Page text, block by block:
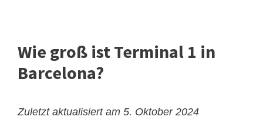
Wie groß ist Terminal 1 in
Barcelona?
Zuletzt aktualisiert am 5. Oktober 2024